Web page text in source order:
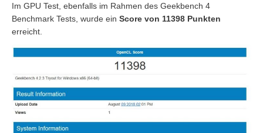
Im GPU Test, ebenfalls im Rahmen des Geekbench 4
Benchmark Tests, wurde ein Score von 11398 Punkten
erreicht.